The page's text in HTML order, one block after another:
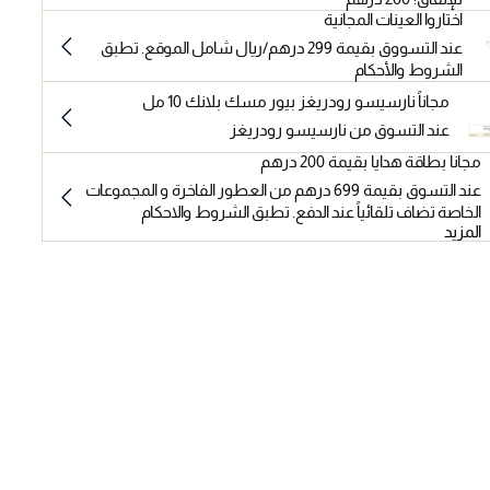
اختاروا العينات المجانية
عند التسووق بقيمة 299 درهم/ريال شامل الموقع. تطبق
الشروط والأحكام
مجاناً نارسيسو رودريغز بيور مسك بلانك 10 مل
عند التسوق من نارسيسو رودريغز
مجانا بطاقة هدايا بقيمة 200 درهم
عند التسوق بقيمة 699 درهم من العطور الفاخرة و المجموعات
الخاصة تضاف تلقائياً عند الدفع. تطبق الشروط والاحكام
المزيد